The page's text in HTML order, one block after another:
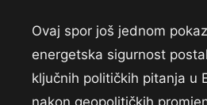
Ovaj spor još jednom
energetska sigurnost
ključnih političkih pitanja u
nakon geopolitičkih